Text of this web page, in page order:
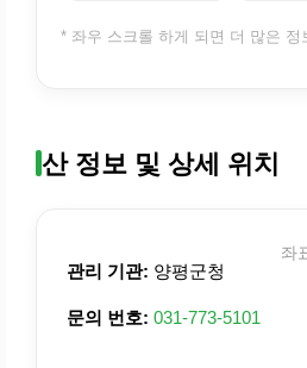
* 좌우 스크롤 하게 되면 더 많은 정
산 정보 및 상세 위치
관리 기관: 양평군청
문의 번호: 031-773-5101
좌